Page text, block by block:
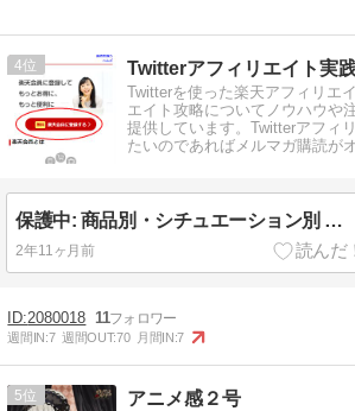
4 Twitterアフィリエイト実
Twitterを使った楽天アフィリエ
エイト攻略についてノウハウや
提供しています。Twitterアフィ
たいのであればメルマガ購読が
保護中: 商品別・シチュエーション別 反応◯倍増キーワード集
2年11ヶ月前
2080018 11
週間IN:7 週間OUT:70 月間IN:7
5 アニメ感２号